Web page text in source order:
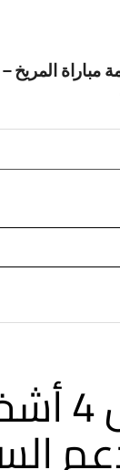
مباراة المريخ –
شبكة أطباء